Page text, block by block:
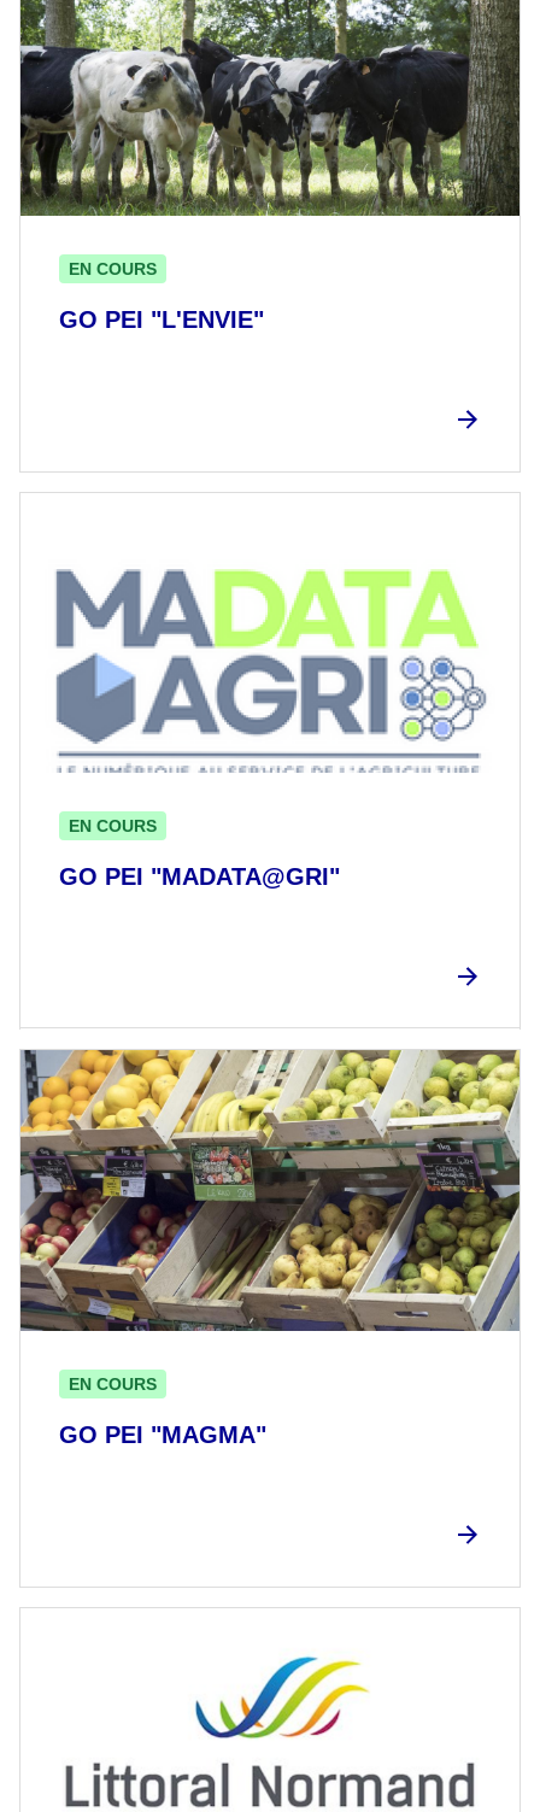
GO PEI "L'ENVIE"
EN COURS
GO PEI "MADATA@GRI"
EN COURS
GO PEI "MAGMA"
EN COURS